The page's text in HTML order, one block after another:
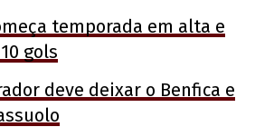
temporada em alta e
gols
deve deixar o Benfica e